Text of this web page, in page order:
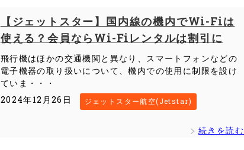
【ジェットスター】国内線の機内でWi-Fiは
使える？会員ならWi-Fiレンタルは割引に
飛行機はほかの交通機関と異なり、スマートフォンなどの
電子機器の取り扱いについて、機内での使用に制限を設け
ていま・・・
2024年12月26日
ジェットスター航空(Jetstar)
続きを読む